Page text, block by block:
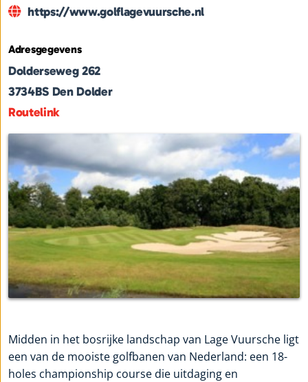
https://www.golflagevuursche.nl
Adresgegevens
Dolderseweg 262
3734BS Den Dolder
Routelink
Midden in het bosrijke landschap van Lage Vuursche ligt
een van de mooiste golfbanen van Nederland: een 18-
holes championship course die uitdaging en